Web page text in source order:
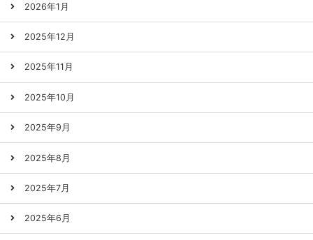
2026年1月
2025年12月
2025年11月
2025年10月
2025年9月
2025年8月
2025年7月
2025年6月